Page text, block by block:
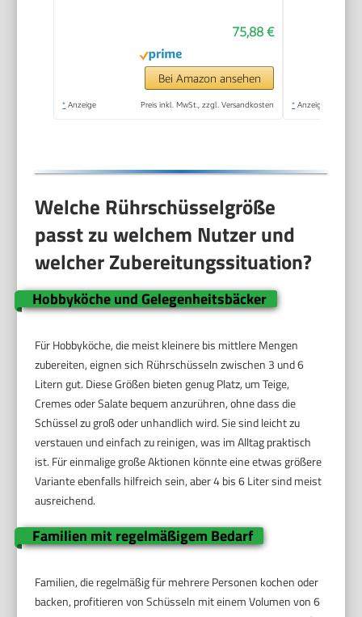
mit Glasbehälter, 2
für Smoothies, Saft
usw.
75,88 €
Bei Amazon ansehen
* Anzeige Preis inkl. MwSt., zzgl. Versandkosten * Anzeige
Welche Rührschüsselgröße
passt zu welchem Nutzer und
welcher Zubereitungssituation?
Hobbyköche und Gelegenheitsbäcker
Für Hobbyköche, die meist kleinere bis mittlere Mengen
zubereiten, eignen sich Rührschüsseln zwischen 3 und 6
Litern gut. Diese Größen bieten genug Platz, um Teige,
Cremes oder Salate bequem anzurühren, ohne dass die
Schüssel zu groß oder unhandlich wird. Sie sind leicht zu
verstauen und einfach zu reinigen, was im Alltag praktisch
ist. Für einmalige große Aktionen könnte eine etwas größere
Variante ebenfalls hilfreich sein, aber 4 bis 6 Liter sind meist
ausreichend.
Familien mit regelmäßigem Bedarf
Familien, die regelmäßig für mehrere Personen kochen oder
backen, profitieren von Schüsseln mit einem Volumen von 6